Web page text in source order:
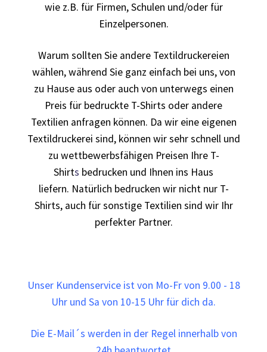
Berufsbekleidung
Arbeitskleidung BEDRUCKEN Sindelfingen /
Berufsbekleidung
Arbeitskleidung BEDRUCKEN STUTTGART /
Berufsbekleidung
Arbeitskleidung BEDRUCKEN WAIBLINGEN /
Berufsbekleidung
Arbeitskleidung bedrucken Wilhelmshaven – Firmenlogo
Arbeitsshirts bedrucken – Arbeitskleidung
Ärzte T Shirts Kaufen – Motive selber gestalten und
wie z.B. für Firmen, Schulen und/oder für
Einzelpersonen.
Warum sollten Sie andere Textildruckereien
wählen, während Sie ganz einfach bei uns, von
zu Hause aus oder auch von unterwegs einen
Preis für bedruckte T-Shirts oder andere
Textilien anfragen können. Da wir eine eigenen
Textildruckerei sind, können wir sehr schnell und
zu wettbewerbsfähigen Preisen Ihre T-
Shirts bedrucken und Ihnen ins Haus
liefern. Natürlich bedrucken wir nicht nur T-
Shirts, auch für sonstige Textilien sind wir Ihr
perfekter Partner.
Unser Kundenservice ist von Mo-Fr von 9.00 - 18
Uhr und Sa von 10-15 Uhr für dich da.
Die E-Mail´s werden in der Regel innerhalb von